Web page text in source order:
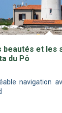
beautés et les
du Pô
navigation